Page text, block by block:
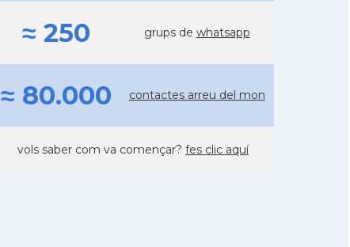
≈ 250 grups de whatsapp
≈ 80.000 contactes arreu del mon
vols saber com va començar? fes clic aquí